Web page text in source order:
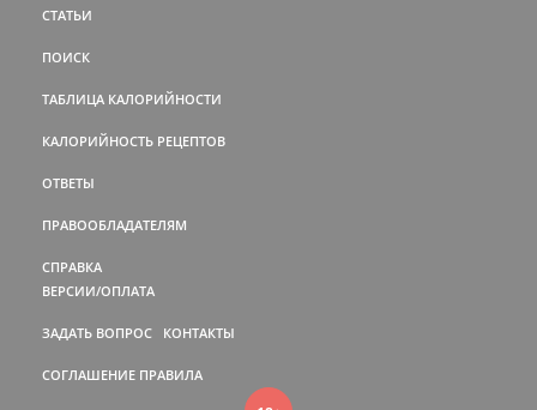
СТАТЬИ
ПОИСК
ТАБЛИЦА КАЛОРИЙНОСТИ
КАЛОРИЙНОСТЬ РЕЦЕПТОВ
ОТВЕТЫ
ПРАВООБЛАДАТЕЛЯМ
СПРАВКА
ВЕРСИИ/ОПЛАТА
ЗАДАТЬ ВОПРОС КОНТАКТЫ
СОГЛАШЕНИЕ ПРАВИЛА